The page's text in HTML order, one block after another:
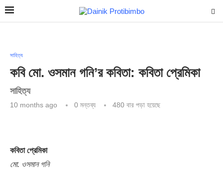
সাহিত্য
কবি মো. ওসমান গনি’র কবিতা: কবিতা প্রেমিকা
সাহিত্য
10 months ago 0 মন্তব্য 480 বার পড়া হয়েছে
কবিতা প্রেমিকা
মো. ওসমান গনি